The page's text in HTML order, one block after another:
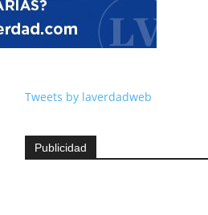
Tweets by laverdadweb
Publicidad